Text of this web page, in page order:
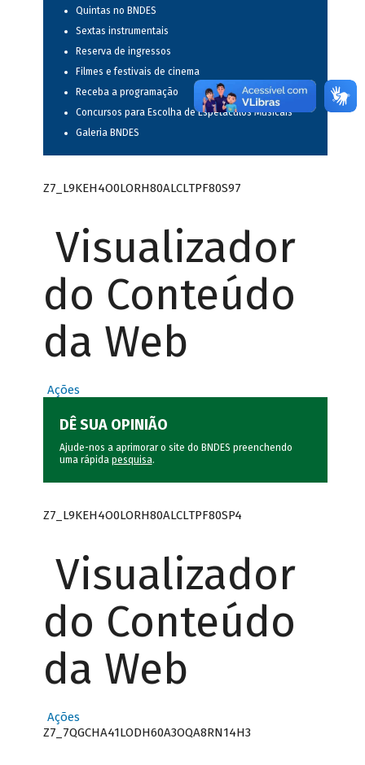
Quintas no BNDES
Sextas instrumentais
Reserva de ingressos
Filmes e festivais de cinema
Receba a programação
Concursos para Escolha de Espetáculos Musicais
Galeria BNDES
Z7_L9KEH4O0LORH80ALCLTPF80S97
Visualizador
do Conteúdo
da Web
Ações
DÊ SUA OPINIÃO
Ajude-nos a aprimorar o site do BNDES preenchendo
uma rápida pesquisa.
Z7_L9KEH4O0LORH80ALCLTPF80SP4
Visualizador
do Conteúdo
da Web
Ações
Z7_7QGCHA41LODH60A3OQA8RN14H3